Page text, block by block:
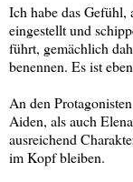
Ich habe das Gefühl,
eingestellt und
führt, gemächlich
benennen. Es ist
An den
Aiden, als auch
ausreichend
im Kopf bleiben.